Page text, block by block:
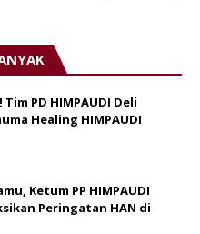
PD HIMPAUDI Deli
Healing HIMPAUDI
Ketum PP HIMPAUDI
Peringatan HAN di